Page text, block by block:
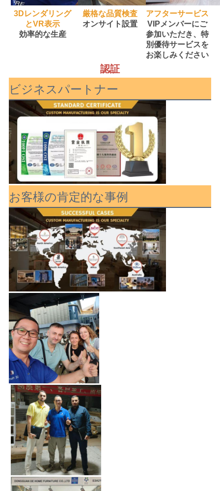
3Dレンダリング
とVR表示
効率的な生産
厳格な品質検査
オンサイト設置
アフターサービス
VIPメンバーにご
参加いただき、特
別優待サービスを
お楽しみください
認証
ビジネスパートナー
お客様の肯定的な事例